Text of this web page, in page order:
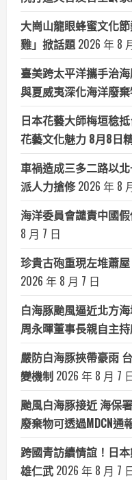
大崗山龍眼蜂蜜文化
雞」掀話題 2026 年 8
臺美跨太平洋攜手治
與夏威夷深化海洋廢
日本花藝大師梅垣稔
花藝文化魅力 8月8日
車禍造成三多二路以
派人力搶修 2026 年 8
海洋委員會譴責中國
8 月 7 日
珍貴古砲重現左堆蕭
2026 年 8 月 7 日
白海豚颱風逼近北方
周永暉董事長親自主
嚴防白海豚挾帶豪雨
變機制 2026 年 8 月 7
颱風白海豚接近 海保
廢棄物可透過MDCN通
跨國青訪續情誼！日
雄仁武 2026 年 8 月 7